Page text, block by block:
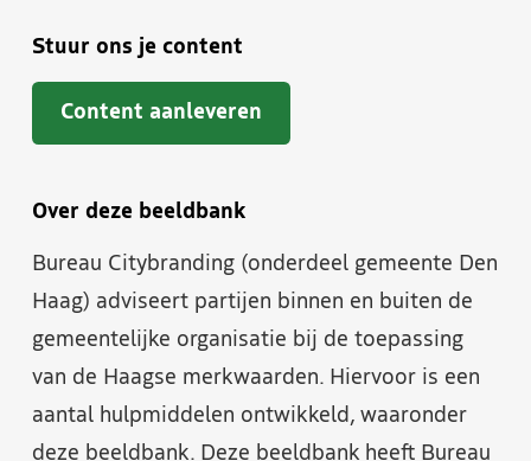
Stuur ons je content
Content aanleveren
Over deze beeldbank
Bureau Citybranding (onderdeel gemeente Den
Haag) adviseert partijen binnen en buiten de
gemeentelijke organisatie bij de toepassing
van de Haagse merkwaarden. Hiervoor is een
aantal hulpmiddelen ontwikkeld, waaronder
deze beeldbank. Deze beeldbank heeft Bureau